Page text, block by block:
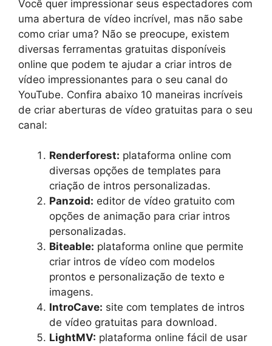
Você quer impressionar seus espectadores com
uma abertura de vídeo incrível, mas não sabe
como criar uma? Não se preocupe, existem
diversas ferramentas gratuitas disponíveis
online que podem te ajudar a criar intros de
vídeo impressionantes para o seu canal do
YouTube. Confira abaixo 10 maneiras incríveis
de criar aberturas de vídeo gratuitas para o seu
canal:
Renderforest: plataforma online com
diversas opções de templates para
criação de intros personalizadas.
Panzoid: editor de vídeo gratuito com
opções de animação para criar intros
personalizadas.
Biteable: plataforma online que permite
criar intros de vídeo com modelos
prontos e personalização de texto e
imagens.
IntroCave: site com templates de intros
de vídeo gratuitas para download.
LightMV: plataforma online fácil de usar